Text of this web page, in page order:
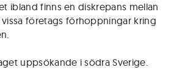
ibland finns en diskrepans mellan
företags förhoppningar kring
uppsökande i södra Sverige.